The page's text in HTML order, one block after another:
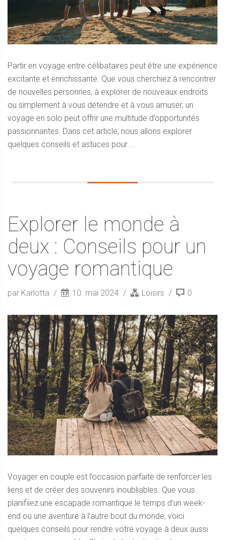
Partir en voyage entre célibataires peut être une expérience
excitante et enrichissante. Que vous cherchiez à rencontrer
de nouvelles personnes, à explorer de nouveaux endroits
ou simplement à vous détendre et à vous amuser, un
voyage en solo peut offrir une multitude d’opportunités
passionnantes. Dans cet article, nous allons explorer
quelques conseils et astuces pour ...
Explorer le monde à
deux : Conseils pour un
voyage romantique
par Karlotta 10. mai 2024 Loisirs 0
Voyager en couple est l’occasion parfaite de renforcer les
liens et de créer des souvenirs inoubliables. Que vous
planifiiez une escapade romantique le temps d’un week-
end ou une aventure à l’autre bout du monde, voici
quelques conseils pour rendre votre voyage à deux aussi